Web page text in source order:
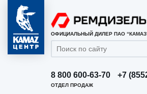
ОФИЦИАЛЬНЫЙ ДИЛЕР ПАО
8 800 600-63-70 +7
ОТДЕЛ ПРОДАЖ